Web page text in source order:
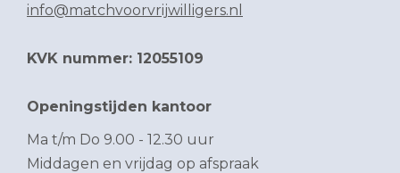
info@matchvoorvrijwilligers.nl
KVK nummer: 12055109
Openingstijden kantoor
Ma t/m Do 9.00 - 12.30 uur
Middagen en vrijdag op afspraak